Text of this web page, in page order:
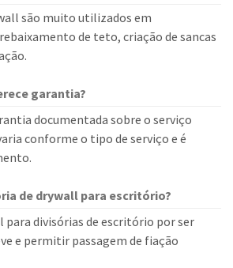
são muito utilizados em
de teto, criação de sancas
garantia?
documentada sobre o serviço
conforme o tipo de serviço e é
de drywall para escritório?
para divisórias de escritório por ser
e permitir passagem de fiação